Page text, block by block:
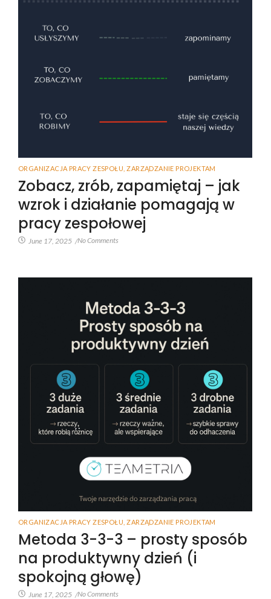
ORGANIZACJA PRACY ZESPOŁU ZARZĄDZANIE PROJEKTAM
Zobacz, zrób, zapamiętaj – jak
wzrok i działanie pomagają w
pracy zespołowej
June 17, 2025 /No Comments
ORGANIZACJA PRACY ZESPOŁU ZARZĄDZANIE PROJEKTAM
Metoda 3-3-3 – prosty sposób
na produktywny dzień (i
spokojną głowę)
June 17, 2025 /No Comments